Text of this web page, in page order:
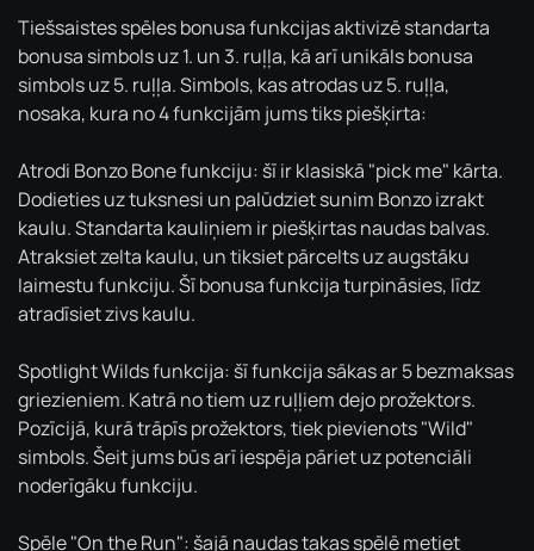
Tiešsaistes spēles bonusa funkcijas aktivizē standarta
bonusa simbols uz 1. un 3. ruļļa, kā arī unikāls bonusa
simbols uz 5. ruļļa. Simbols, kas atrodas uz 5. ruļļa,
nosaka, kura no 4 funkcijām jums tiks piešķirta:
Atrodi Bonzo Bone funkciju: šī ir klasiskā "pick me" kārta.
Dodieties uz tuksnesi un palūdziet sunim Bonzo izrakt
kaulu. Standarta kauliņiem ir piešķirtas naudas balvas.
Atraksiet zelta kaulu, un tiksiet pārcelts uz augstāku
laimestu funkciju. Šī bonusa funkcija turpināsies, līdz
atradīsiet zivs kaulu.
Spotlight Wilds funkcija: šī funkcija sākas ar 5 bezmaksas
griezieniem. Katrā no tiem uz ruļļiem dejo prožektors.
Pozīcijā, kurā trāpīs prožektors, tiek pievienots "Wild"
simbols. Šeit jums būs arī iespēja pāriet uz potenciāli
noderīgāku funkciju.
Spēle "On the Run": šajā naudas takas spēlē metiet